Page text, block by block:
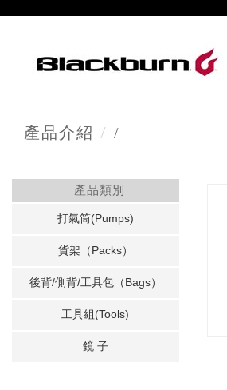
產品介紹 / /
產品類別
打氣筒(Pumps)
貨架（Packs）
後背/側背/工具包（Bags）
工具組(Tools)
鏡 子